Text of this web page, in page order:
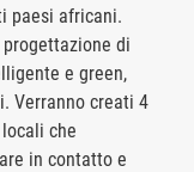
paesi africani.
progettazione di
e green,
Verranno creati 4
che
in contatto e